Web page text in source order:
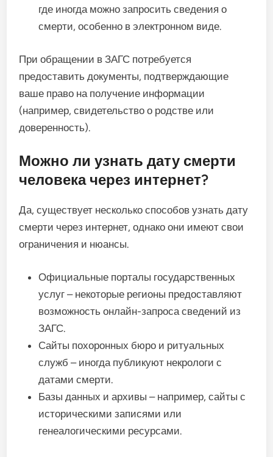
где иногда можно запросить сведения о
смерти, особенно в электронном виде.
При обращении в ЗАГС потребуется
предоставить документы, подтверждающие
ваше право на получение информации
(например, свидетельство о родстве или
доверенность).
Можно ли узнать дату смерти
человека через интернет?
Да, существует несколько способов узнать дату
смерти через интернет, однако они имеют свои
ограничения и нюансы.
Официальные порталы государственных
услуг – некоторые регионы предоставляют
возможность онлайн-запроса сведений из
ЗАГС.
Сайты похоронных бюро и ритуальных
служб – иногда публикуют некрологи с
датами смерти.
Базы данных и архивы – например, сайты с
историческими записями или
генеалогическими ресурсами.